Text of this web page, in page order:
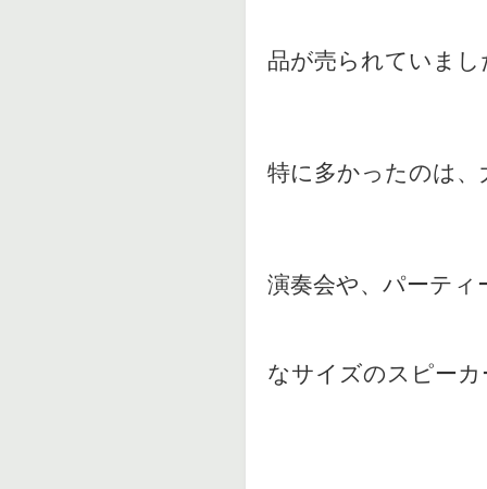
品が売られていまし
特に多かったのは
演奏会や、パーテ
なサイズのスピー